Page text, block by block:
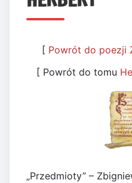
[ Powrót do poezji
[ Powrót do tomu
„Przedmioty” –